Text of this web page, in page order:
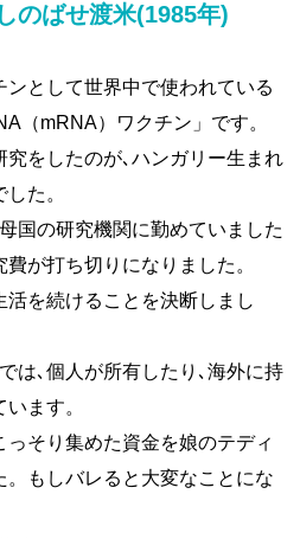
のばせ渡米(1985年)
として世界中で使われている
（mRNA）ワクチン」です。
をしたのが､ハンガリー生まれ
た。
国の研究機関に勤めていました
が打ち切りになりました。
を続けることを決断しまし
は､個人が所有したり､海外に持
ます。
そり集めた資金を娘のテディ
もしバレると大変なことにな